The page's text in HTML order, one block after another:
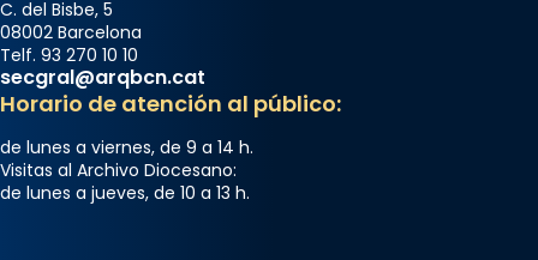
C. del Bisbe, 5
08002 Barcelona
Telf. 93 270 10 10
secgral@arqbcn.cat
Horario de atención al público:
de lunes a viernes, de 9 a 14 h.
Visitas al Archivo Diocesano:
de lunes a jueves, de 10 a 13 h.